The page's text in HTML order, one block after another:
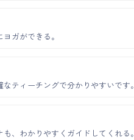
ガができる。
ティーチングで分かりやすいです。
、わかりやすくガイドしてくれる。